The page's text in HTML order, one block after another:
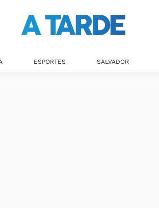
ESPORTES SALVADOR